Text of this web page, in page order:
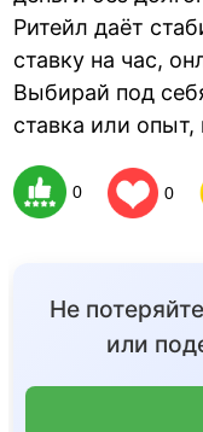
Ритейл даёт
ставку на час,
Выбирай под
ставка или
0 0
Не
или